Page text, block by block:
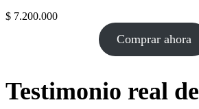
$ 7.200.000
Comprar ahora
Testimonio real de